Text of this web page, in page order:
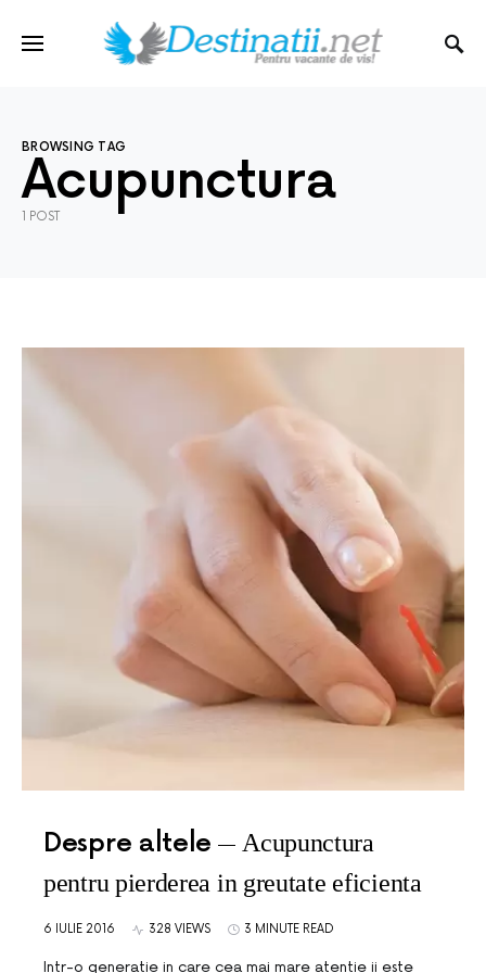
BROWSING TAG
Acupunctura
1 POST
Despre altele
Acupunctura
pentru pierderea in greutate eficienta
6 IULIE 2016 328 VIEWS 3 MINUTE READ
Intr-o generatie in care cea mai mare atentie ii este